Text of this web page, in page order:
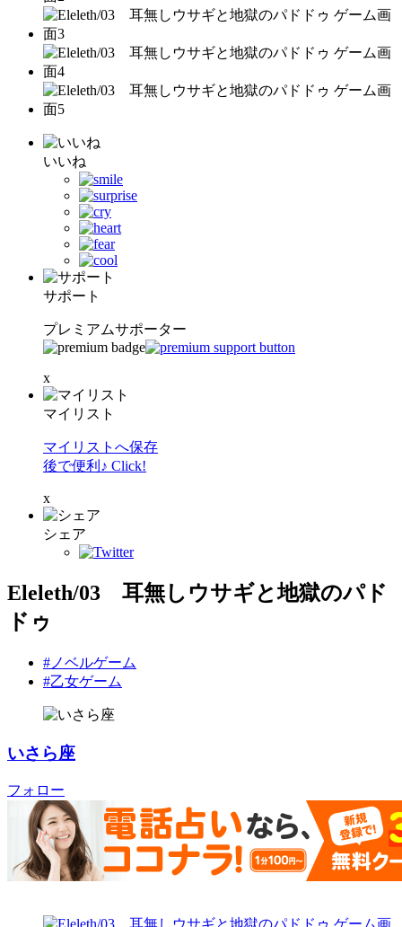
いいね
サポート
プレミアムサポーター
x
マイリスト
マイリストへ保存
後で便利♪ Click!
x
シェア
Eleleth/03 耳無しウサギと地獄のパド
ドゥ
#ノベルゲーム
#乙女ゲーム
いさら座
フォロー